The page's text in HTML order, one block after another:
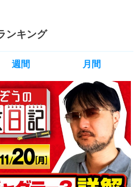
ンキング
週間 月間